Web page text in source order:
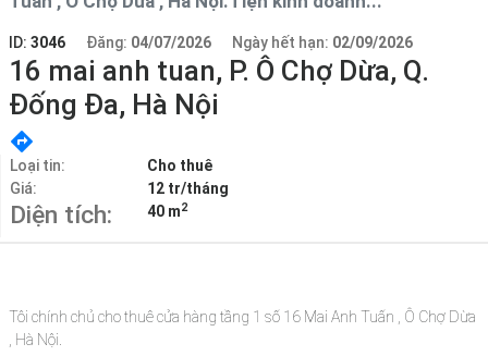
ID: 3046 Đăng: 04/07/2026 Ngày hết hạn: 02/09/2026
16 mai anh tuan, P. Ô Chợ Dừa, Q.
Đống Đa, Hà Nội
Loại tin:
Cho thuê
Giá:
12 tr/tháng
Diện tích: 40 m2
Tôi chính chủ cho thuê cửa hàng tầng 1 số 16 Mai Anh Tuấn , Ô Chợ Dừa
, Hà Nội